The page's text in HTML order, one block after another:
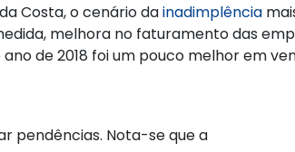
Costa, o cenário dainadimplência
melhora no faturamento das
de 2018 foi um pouco melhor em
pendências. Nota-se que a